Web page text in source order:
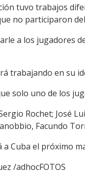
tuvo trabajos
no participaron
a los jugadores
trabajando en su
solo uno de los
Rochet; José
Facundo
Cuba el próximo
/adhocFOTOS